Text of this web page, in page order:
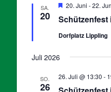
SA.
20 Schützenfest
Hervorgehoben
20. Juni -22.
Dorfplatz Lippling
Juli 2026
SO.
26
26. Juli @ 13:30 -